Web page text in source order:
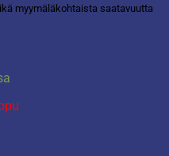
myymäläkohtaista saatavuutta